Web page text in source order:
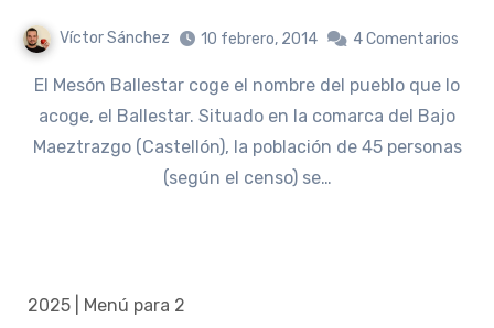
Víctor Sánchez 10 febrero, 2014 4 Comentarios
El Mesón Ballestar coge el nombre del pueblo que lo
acoge, el Ballestar. Situado en la comarca del Bajo
Maeztrazgo (Castellón), la población de 45 personas
(según el censo) se…
2025 | Menú para 2